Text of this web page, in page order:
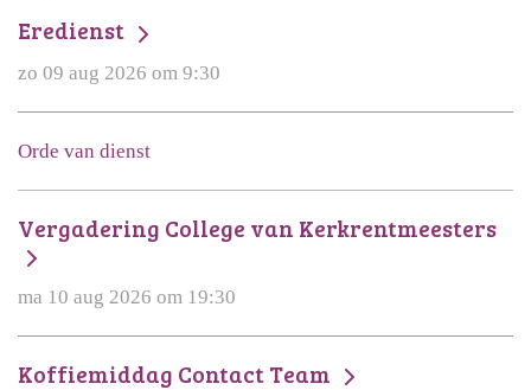
Eredienst
zo 09 aug 2026 om 9:30
Orde van dienst
Vergadering College van Kerkrentmeesters
ma 10 aug 2026 om 19:30
Koffiemiddag Contact Team